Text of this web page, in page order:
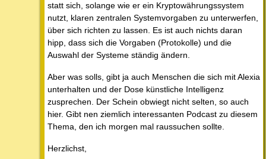
statt sich, solange wie er ein Kryptowährungssystem
nutzt, klaren zentralen Systemvorgaben zu unterwerfen,
über sich richten zu lassen. Es ist auch nichts daran
hipp, dass sich die Vorgaben (Protokolle) und die
Auswahl der Systeme ständig ändern.
Aber was solls, gibt ja auch Menschen die sich mit Alexia
unterhalten und der Dose künstliche Intelligenz
zusprechen. Der Schein obwiegt nicht selten, so auch
hier. Gibt nen ziemlich interessanten Podcast zu diesem
Thema, den ich morgen mal raussuchen sollte.
Herzlichst,